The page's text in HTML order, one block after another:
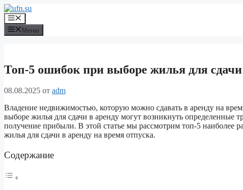
Перейти
к
содержимому
Меню
Меню
Топ-5 ошибок при выборе жилья для сдачи
08.08.2025 от adm
Владение недвижимостью, которую можно сдавать в аренду на
выборе жилья для сдачи в аренду могут возникнуть определенные
получение прибыли. В этой статье мы рассмотрим топ-5 наиболее
жилья для сдачи в аренду на время отпуска.
Содержание